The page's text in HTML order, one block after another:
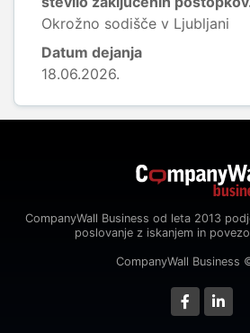
Okrožno sodišče v Ljubljani
Datum dejanja
18.06.2026.
CompanyWall Business od leta 2013
poslovanje z iskanjem in
CompanyWall Business